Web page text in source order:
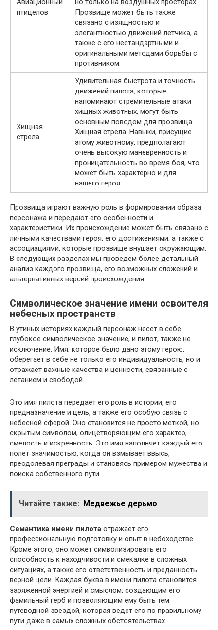
Авиационный
птицелов
но только на воздушных просторах.
Прозвище может быть также
связано с изящностью и
элегантностью движений летчика, а
также с его нестандартными и
оригинальными методами борьбы с
противником.
Хищная
стрела
Удивительная быстрота и точность
движений пилота, которые
напоминают стремительные атаки
хищных животных, могут быть
основным поводом для прозвища
Хищная стрела. Навыки, присущие
этому животному, предполагают
очень высокую маневренность и
проницательность во время боя, что
может быть характерно и для
нашего героя.
Прозвища играют важную роль в формировании образа
персонажа и передают его особенности и
характеристики. Их происхождение может быть связано с
личными качествами героя, его достижениями, а также с
ассоциациями, которые прозвище внушает окружающим.
В следующих разделах мы проведем более детальный
анализ каждого прозвища, его возможных сложений и
альтернативных версий происхождения.
Символическое значение имени освоителя
небесных пространств
В утиных историях каждый персонаж несет в себе
глубокое символическое значение, и пилот, также не
исключение. Имя, которое было дано этому герою,
оберегает в себе не только его индивидуальность, но и
отражает важные качества и ценности, связанные с
летанием и свободой.
Это имя пилота передает его роль в истории, его
предназначение и цель, а также его особую связь с
небесной сферой. Оно становится не просто меткой, но
скрытым символом, олицетворяющим его характер,
смелость и искренность. Это имя наполняет каждый его
полет значимостью, когда он взмывает ввысь,
преодолевая преграды и становясь примером мужества и
поиска собственного пути.
Читайте также: Медвежье дерьмо
Семантика имени пилота отражает его
профессиональную подготовку и опыт в небоходстве.
Кроме этого, оно может символизировать его
способность к находчивости и смекалке в сложных
ситуациях, а также его ответственность и преданность
верной цели. Каждая буква в имени пилота становится
заряженной энергией и смыслом, создающим его
фамильный герб и позволяющим ему быть тем
путеводной звездой, которая ведет его по правильному
пути даже в самых сложных обстоятельствах.